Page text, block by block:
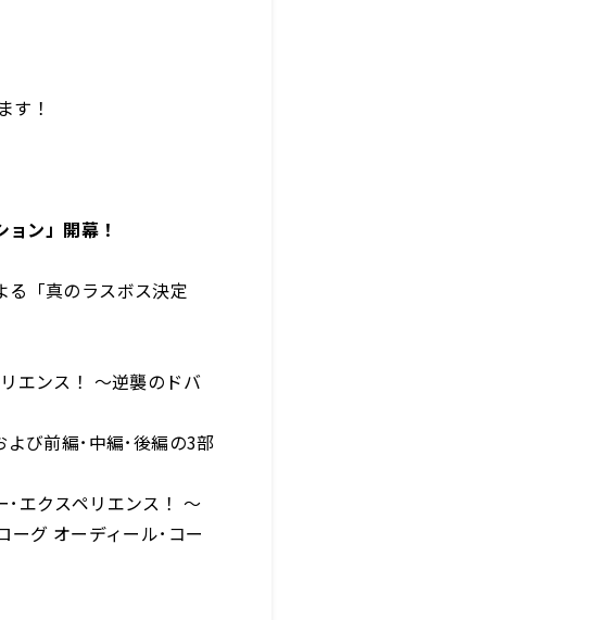
す！
ン」開幕！
る「真のラスボス決定
エンス！ ～逆襲のドバ
び前編･中編･後編の3部
エクスペリエンス！ ～
ーグ オーディール･コー